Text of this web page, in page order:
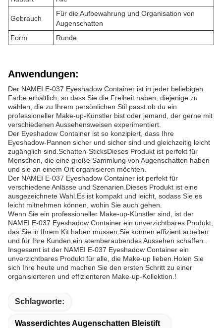
Gebrauch
Für die Aufbewahrung und Organisation von
Augenschatten
Form
Runde
Anwendungen:
Der NAMEI E-037 Eyeshadow Container ist in jeder beliebigen
Farbe erhältlich, so dass Sie die Freiheit haben, diejenige zu
wählen, die zu Ihrem persönlichen Stil passt.ob du ein
professioneller Make-up-Künstler bist oder jemand, der gerne mit
verschiedenen Aussehensweisen experimentiert.
Der Eyeshadow Container ist so konzipiert, dass Ihre
Eyeshadow-Pannen sicher und sicher sind und gleichzeitig leicht
zugänglich sind.Schatten-SticksDieses Produkt ist perfekt für
Menschen, die eine große Sammlung von Augenschatten haben
und sie an einem Ort organisieren möchten.
Der NAMEI E-037 Eyeshadow Container ist perfekt für
verschiedene Anlässe und Szenarien.Dieses Produkt ist eine
ausgezeichnete Wahl.Es ist kompakt und leicht, sodass Sie es
leicht mitnehmen können, wohin Sie auch gehen.
Wenn Sie ein professioneller Make-up-Künstler sind, ist der
NAMEI E-037 Eyeshadow Container ein unverzichtbares Produkt,
das Sie in Ihrem Kit haben müssen.Sie können effizient arbeiten
und für Ihre Kunden ein atemberaubendes Aussehen schaffen..
Insgesamt ist der NAMEI E-037 Eyeshadow Container ein
unverzichtbares Produkt für alle, die Make-up lieben.Holen Sie
sich Ihre heute und machen Sie den ersten Schritt zu einer
organisierteren und effizienteren Make-up-Kollektion.!
Schlagworte:
Wasserdichtes Augenschatten Bleistift